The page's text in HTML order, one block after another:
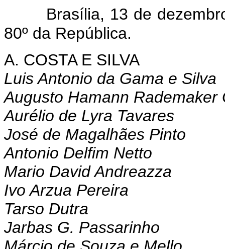
Brasília, 13 de
80º da República.
A. COSTA E SILVA
Luis Antonio da Gama e Silva
Augusto Hamann Rademaker
Aurélio de Lyra Tavares
José de Magalhães Pinto
Antonio Delfim Netto
Mario David Andreazza
Ivo Arzua Pereira
Tarso Dutra
Jarbas G. Passarinho